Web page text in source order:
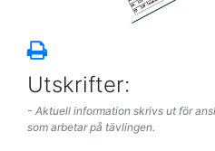
Utskrifter:
- Aktuell information skrivs ut för
som arbetar på tävlingen.